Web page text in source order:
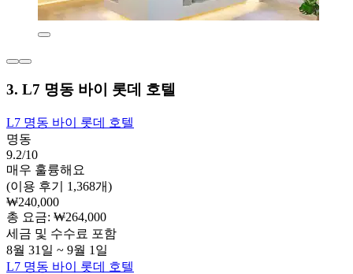
3. L7 명동 바이 롯데 호텔
L7 명동 바이 롯데 호텔
명동
9.2/10
매우 훌륭해요
(이용 후기 1,368개)
₩240,000
총 요금: ₩264,000
세금 및 수수료 포함
8월 31일 ~ 9월 1일
L7 명동 바이 롯데 호텔